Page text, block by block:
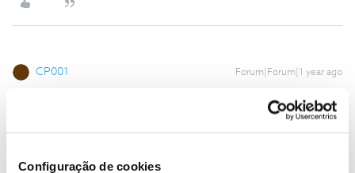
Configuração de cookies
CP001 Forum|Forum|1 year ago
tomada coaxial. Há uns meses questionei o apoio sobre essa linha